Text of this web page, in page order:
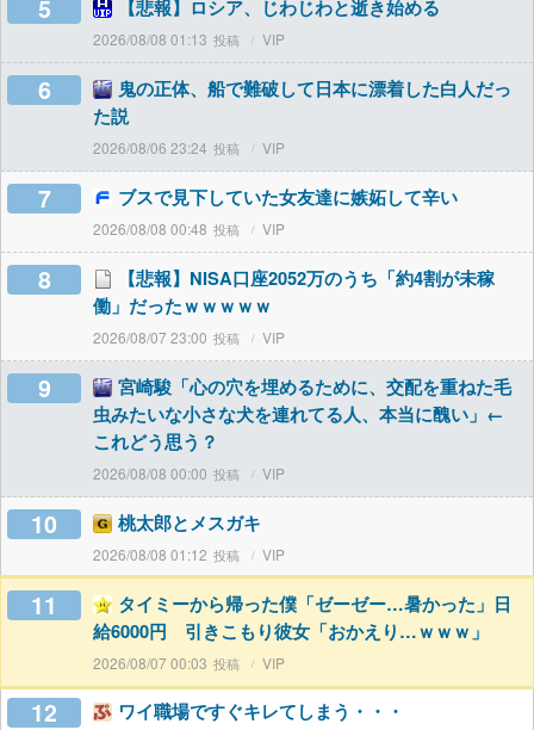
5 【悲報】ロシア、じわじわと逝き始める
2026/08/08 01:13 VIP
6
鬼の正体、船で難破して日本に漂着した白人だっ
た説
2026/08/06 23:24 VIP
7 ブスで見下していた女友達に嫉妬して辛い
2026/08/08 00:48 VIP
8
【悲報】NISA口座2052万のうち「約4割が未稼
働」だったｗｗｗｗｗ
2026/08/07 23:00 VIP
9
宮崎駿「心の穴を埋めるために、交配を重ねた毛
虫みたいな小さな犬を連れてる人、本当に醜い」←
これどう思う？
2026/08/08 00:00 VIP
10 桃太郎とメスガキ
2026/08/08 01:12 VIP
11
タイミーから帰った僕「ゼーゼー…暑かった」日
給6000円 引きこもり彼女「おかえり…ｗｗｗ」
2026/08/07 00:03 VIP
12 ワイ職場ですぐキレてしまう・・・